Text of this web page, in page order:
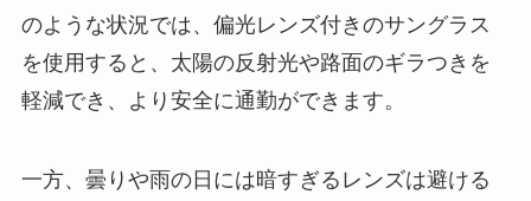
のような状況では、偏光レンズ付きのサングラス
を使用すると、太陽の反射光や路面のギラつきを
軽減でき、より安全に通勤ができます。
一方、曇りや雨の日には暗すぎるレンズは避ける